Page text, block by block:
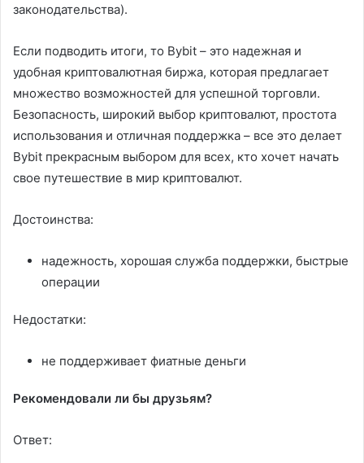
законодательства).
Если подводить итоги, то Bybit – это надежная и
удобная криптовалютная биржа, которая предлагает
множество возможностей для успешной торговли.
Безопасность, широкий выбор криптовалют, простота
использования и отличная поддержка – все это делает
Bybit прекрасным выбором для всех, кто хочет начать
свое путешествие в мир криптовалют.
Достоинства:
надежность, хорошая служба поддержки, быстрые
операции
Недостатки:
не поддерживает фиатные деньги
Рекомендовали ли бы друзьям?
Ответ: